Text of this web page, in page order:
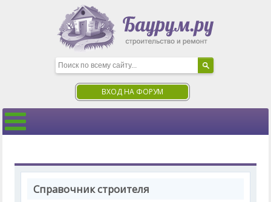
ВХОД НА ФОРУМ
Справочник строителя